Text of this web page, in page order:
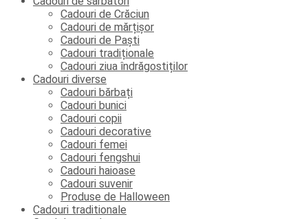
Cadouri de Crăciun
Cadouri de mărțișor
Cadouri de Paști
Cadouri tradiționale
Cadouri ziua îndrăgostiților
Cadouri diverse
Cadouri bărbați
Cadouri bunici
Cadouri copii
Cadouri decorative
Cadouri femei
Cadouri fengshui
Cadouri haioase
Cadouri suvenir
Produse de Halloween
Cadouri traditionale